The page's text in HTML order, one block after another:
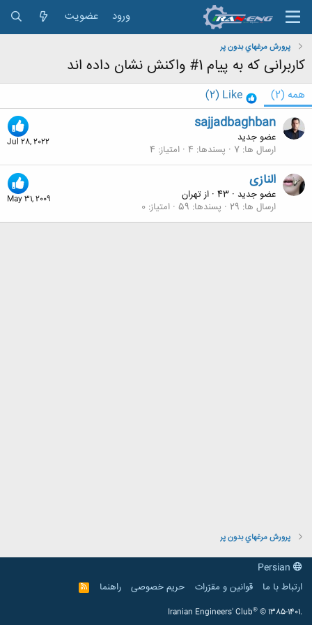
ورود عضویت
پرورش مرغهاي بدون پر
کاربرانی که به پیام 1# واکنش نشان داده اند
همه (2)
Like
(2)
Jul 28, 2022
sajjadbaghban
عضو جدید
ارسال ها 7 پسندها 4 امتیاز 4
May 31, 2009
النازی
عضو جدید ·
· ازتهران
ارسال ها 29 پسندها 59 امتیاز 0
پرورش مرغهاي بدون پر
ارتباط با ما
قوانین و مقرّرات حریم خصوصی راهنما
R
S
Iranian Engineers' Club® © 1385-1401.